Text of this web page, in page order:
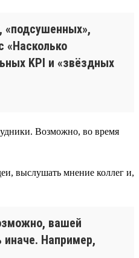
«подсушенных»,
«Насколько
KPI и «звёздных
Возможно, во время
выслушать мнение коллег и,
вашей
иначе. Например,